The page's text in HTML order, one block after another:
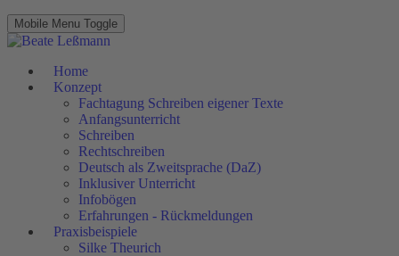
Mobile Menu Toggle
Home
Konzept
Fachtagung Schreiben eigener Texte
Anfangsunterricht
Schreiben
Rechtschreiben
Deutsch als Zweitsprache (DaZ)
Inklusiver Unterricht
Infobögen
Erfahrungen - Rückmeldungen
Praxisbeispiele
Silke Theurich